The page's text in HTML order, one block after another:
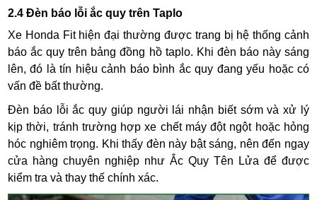
2.4 Đèn báo lỗi ắc quy trên Taplo
Xe Honda Fit hiện đại thường được trang bị hệ thống cảnh
báo ắc quy trên bảng đồng hồ taplo. Khi đèn báo này sáng
lên, đó là tín hiệu cảnh báo bình ắc quy đang yếu hoặc có
vấn đề bất thường.
Đèn báo lỗi ắc quy giúp người lái nhận biết sớm và xử lý
kịp thời, tránh trường hợp xe chết máy đột ngột hoặc hỏng
hóc nghiêm trọng. Khi thấy đèn này bật sáng, nên đến ngay
cửa hàng chuyên nghiệp như Ắc Quy Tên Lửa để được
kiểm tra và thay thế chính xác.